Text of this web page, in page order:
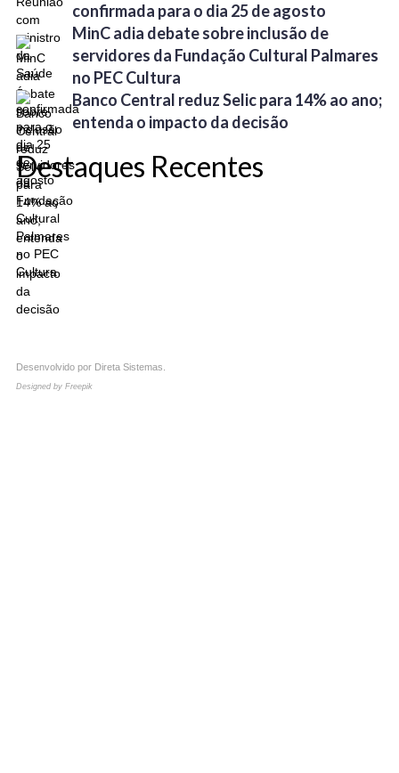
confirmada para o dia 25 de agosto
MinC adia debate sobre inclusão de
servidores da Fundação Cultural Palmares
no PEC Cultura
Banco Central reduz Selic para 14% ao ano;
entenda o impacto da decisão
Destaques Recentes
Desenvolvido por Direta Sistemas
Designed by Freepik